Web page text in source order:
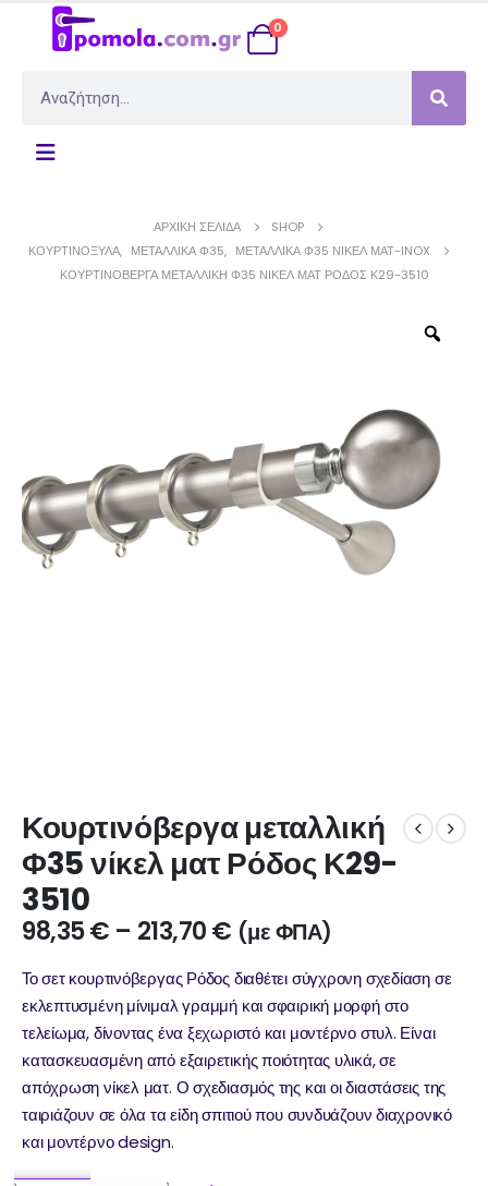
0
ΑΡΧΙΚΉ ΣΕΛΊΔΑ
SHOP
ΚΟΥΡΤΙΝΌΞΥΛΑ, ΜΕΤΑΛΛΙΚΆ Φ35, ΜΕΤΑΛΛΙΚΆ Φ35 ΝΊΚΕΛ ΜΆΤ-INOX
ΚΟΥΡΤΙΝΌΒΕΡΓΑ ΜΕΤΑΛΛΙΚΉ Φ35 ΝΊΚΕΛ ΜΑΤ ΡΌΔΟΣ Κ29-3510
Κουρτινόβεργα μεταλλική
Φ35 νίκελ ματ Ρόδος Κ29-
3510
98,35€ – 213,70€ (με ΦΠΑ)
Το σετ κουρτινόβεργας Ρόδος διαθέτει σύγχρονη σχεδίαση σε
εκλεπτυσμένη μίνιμαλ γραμμή και σφαιρική μορφή στο
τελείωμα, δίνοντας ένα ξεχωριστό και μοντέρνο στυλ. Είναι
κατασκευασμένη από εξαιρετικής ποιότητας υλικά, σε
απόχρωση νίκελ ματ. Ο σχεδιασμός της και οι διαστάσεις της
ταιριάζουν σε όλα τα είδη σπιτιού που συνδυάζουν διαχρονικό
και μοντέρνο design.